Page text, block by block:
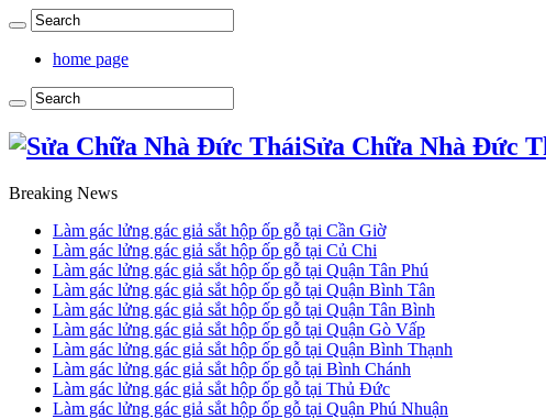
home page
Sửa Chữa Nhà Đức
Breaking News
Làm gác lửng gác giả sắt hộp ốp gỗ tại Cần Giờ
Làm gác lửng gác giả sắt hộp ốp gỗ tại Củ Chi
Làm gác lửng gác giả sắt hộp ốp gỗ tại Quận Tân Phú
Làm gác lửng gác giả sắt hộp ốp gỗ tại Quận Bình Tân
Làm gác lửng gác giả sắt hộp ốp gỗ tại Quận Tân Bình
Làm gác lửng gác giả sắt hộp ốp gỗ tại Quận Gò Vấp
Làm gác lửng gác giả sắt hộp ốp gỗ tại Quận Bình Thạnh
Làm gác lửng gác giả sắt hộp ốp gỗ tại Bình Chánh
Làm gác lửng gác giả sắt hộp ốp gỗ tại Thủ Đức
Làm gác lửng gác giả sắt hộp ốp gỗ tại Quận Phú Nhuận